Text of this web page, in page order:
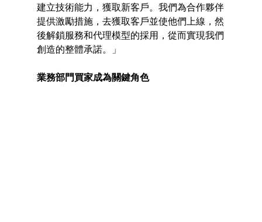
建立技術能力，獲取新客戶。我們為合作夥伴
提供激勵措施，去獲取客戶並使他們上線，然
後解鎖服務和代理模型的採用，從而實現我們
創造的整體承諾。」
業務部門買家成為關鍵角色